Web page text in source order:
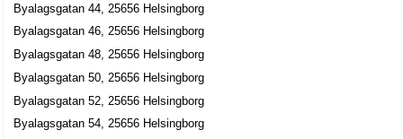
Byalagsgatan 44, 25656 Helsingborg
Byalagsgatan 46, 25656 Helsingborg
Byalagsgatan 48, 25656 Helsingborg
Byalagsgatan 50, 25656 Helsingborg
Byalagsgatan 52, 25656 Helsingborg
Byalagsgatan 54, 25656 Helsingborg